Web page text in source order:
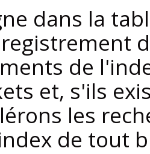
dans la
de
et, s'ils
les
de tout